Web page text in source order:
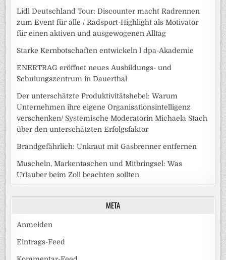
Lidl Deutschland Tour: Discounter macht Radrennen
zum Event für alle / Radsport-Highlight als Motivator
für einen aktiven und ausgewogenen Alltag
Starke Kernbotschaften entwickeln l dpa-Akademie
ENERTRAG eröffnet neues Ausbildungs- und
Schulungszentrum in Dauerthal
Der unterschätzte Produktivitätshebel: Warum
Unternehmen ihre eigene Organisationsintelligenz
verschenken/ Systemische Moderatorin Michaela Stach
über den unterschätzten Erfolgsfaktor
Brandgefährlich: Unkraut mit Gasbrenner entfernen
Muscheln, Markentaschen und Mitbringsel: Was
Urlauber beim Zoll beachten sollten
META
Anmelden
Eintrags-Feed